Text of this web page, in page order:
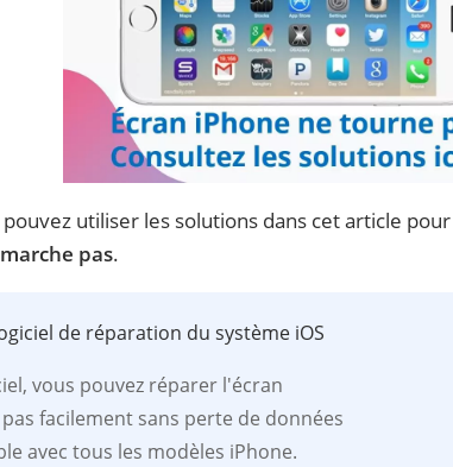
pouvez utiliser les solutions dans cet article
pas.
de réparation du système iOS
vous pouvez réparer l'écran
facilement sans perte de données
avec tous les modèles iPhone.